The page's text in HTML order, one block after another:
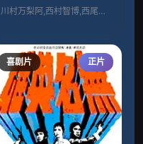
川村万梨阿,西村智博,西尾徳,柴本浩行
喜剧片 正片